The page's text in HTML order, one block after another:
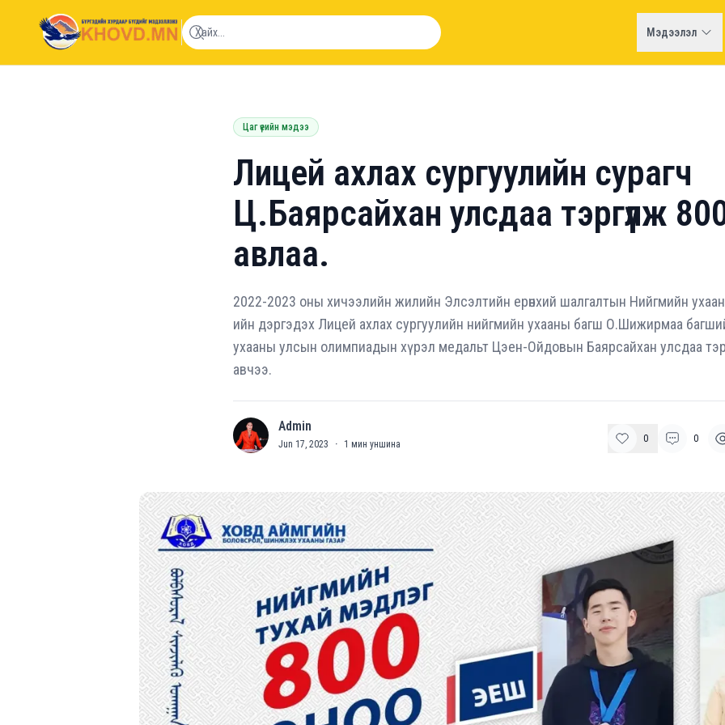
khovd.mn
Мэдээлэл
Цаг үеийн мэдээ
Лицей ахлах сургуулийн сурагч
Ц.Баярсайхан улсдаа тэргүүлж
авлаа.
2022-2023 оны хичээлийн жилийн Элсэлтийн ерөнхий шалгалтын Нийгмийн
ийн дэргэдэх Лицей ахлах сургуулийн нийгмийн ухааны багш О.Шижирмаа
ухааны улсын олимпиадын хүрэл медальт Цэен-Ойдовын Баярсайхан улсдаа
авчээ.
A Admin
Jun 17, 2023 · 1 мин уншина 0 0